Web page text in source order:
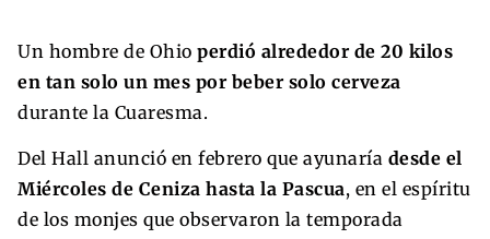
Un hombre de Ohio perdió alrededor de 20 kilos
en tan solo un mes por beber solo cerveza
durante la Cuaresma.
Del Hall anunció en febrero que ayunaría desde el
Miércoles de Ceniza hasta la Pascua, en el espíritu
de los monjes que observaron la temporada